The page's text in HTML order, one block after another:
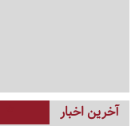
آخرین اخبار